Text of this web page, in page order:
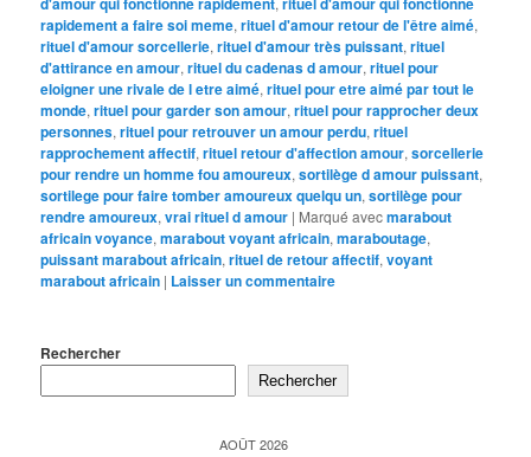
rapidement a faire soi meme,rituel d'amour retour de l'être aimé,
rituel d'amour sorcellerie,rituel d'amour très puissant,rituel
d'attirance en amour,rituel du cadenas d amour,rituel pour
eloigner une rivale de l etre aimé,rituel pour etre aimé par tout le
monde,rituel pour garder son amour,rituel pour rapprocher deux
personnes,rituel pour retrouver un amour perdu,rituel
rapprochement affectif,rituel retour d'affection amour,sorcellerie
pour rendre un homme fou amoureux,sortilège d amour puissant,
sortilege pour faire tomber amoureux quelqu un,sortilège pour
rendre amoureux,vrai rituel d amour | Marqué avecmarabout
africain voyance,marabout voyant africain,maraboutage,
puissant marabout africain,rituel de retour affectif,voyant
marabout africain | Laisser un commentaire
Rechercher
Rechercher
AOÛT 2026